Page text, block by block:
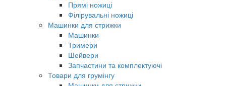
Прямі ножиці
Філірувальні ножиці
Машинки для стрижки
Машинки
Тримери
Шейвери
Запчастини та комплектуючі
Товари для грумінгу